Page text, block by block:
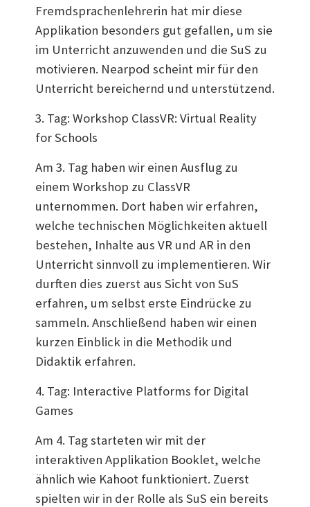
Fremdsprachenlehrerin hat mir diese
Applikation besonders gut gefallen, um sie
im Unterricht anzuwenden und die SuS zu
motivieren. Nearpod scheint mir für den
Unterricht bereichernd und unterstützend.
3. Tag: Workshop ClassVR: Virtual Reality
for Schools
Am 3. Tag haben wir einen Ausflug zu
einem Workshop zu ClassVR
unternommen. Dort haben wir erfahren,
welche technischen Möglichkeiten aktuell
bestehen, Inhalte aus VR und AR in den
Unterricht sinnvoll zu implementieren. Wir
durften dies zuerst aus Sicht von SuS
erfahren, um selbst erste Eindrücke zu
sammeln. Anschließend haben wir einen
kurzen Einblick in die Methodik und
Didaktik erfahren.
4. Tag: Interactive Platforms for Digital
Games
Am 4. Tag starteten wir mit der
interaktiven Applikation Booklet, welche
ähnlich wie Kahoot funktioniert. Zuerst
spielten wir in der Rolle als SuS ein bereits